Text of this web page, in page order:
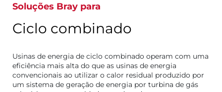
Soluções Bray para
Ciclo combinado
Usinas de energia de ciclo combinado operam com uma
eficiência mais alta do que as usinas de energia
convencionais ao utilizar o calor residual produzido por
um sistema de geração de energia por turbina de gás